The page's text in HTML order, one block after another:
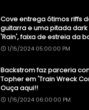
Cove entrega ótimos riffs
guitarra e uma pitada
'Rain', faixa de estreia da
1/15/2024 05:00:00 PM
Backstrom faz parceria
Topher em 'Train Wreck
Ouça aqui!!
1/15/2024 06:00:00 PM